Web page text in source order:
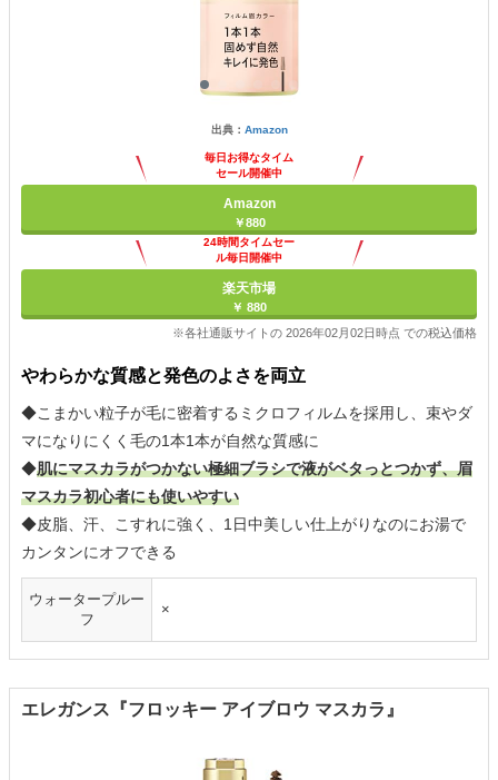
出典： Amazon
毎日お得なタイム
セール開催中
Amazon
￥880
24時間タイムセー
ル毎日開催中
楽天市場
￥ 880
※各社通販サイトの 2026年02月02日時点 での税込価格
やわらかな質感と発色のよさを両立
◆こまかい粒子が毛に密着するミクロフィルムを採用し、束やダ
マになりにくく毛の1本1本が自然な質感に
◆肌にマスカラがつかない極細ブラシで液がベタっとつかず、眉
マスカラ初心者にも使いやすい
◆皮脂、汗、こすれに強く、1日中美しい仕上がりなのにお湯で
カンタンにオフできる
ウォータープルー
フ
×
エレガンス『フロッキー アイブロウ マスカラ』